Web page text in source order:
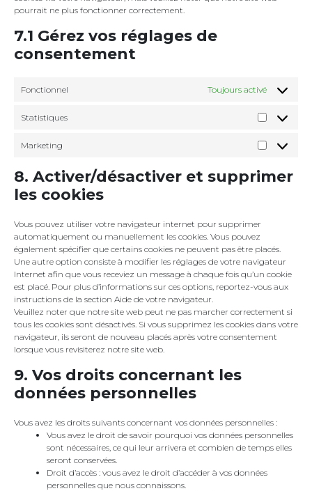
pourrait ne plus fonctionner correctement.
7.1 Gérez vos réglages de
consentement
Fonctionnel Toujours activé
Statistiques
Statistiques
Marketing
Marketing
8. Activer/désactiver et supprimer
les cookies
Vous pouvez utiliser votre navigateur internet pour supprimer
automatiquement ou manuellement les cookies. Vous pouvez
également spécifier que certains cookies ne peuvent pas être placés.
Une autre option consiste à modifier les réglages de votre navigateur
Internet afin que vous receviez un message à chaque fois qu’un cookie
est placé. Pour plus d’informations sur ces options, reportez-vous aux
instructions de la section Aide de votre navigateur.
Veuillez noter que notre site web peut ne pas marcher correctement si
tous les cookies sont désactivés. Si vous supprimez les cookies dans votre
navigateur, ils seront de nouveau placés après votre consentement
lorsque vous revisiterez notre site web.
9. Vos droits concernant les
données personnelles
Vous avez les droits suivants concernant vos données personnelles :
Vous avez le droit de savoir pourquoi vos données personnelles
sont nécessaires, ce qui leur arrivera et combien de temps elles
seront conservées.
Droit d’accès : vous avez le droit d’accéder à vos données
personnelles que nous connaissons.